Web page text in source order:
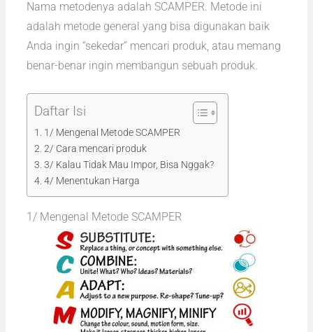
Nama metodenya adalah SCAMPER. Metode ini
adalah metode general yang bisa digunakan baik
Anda ingin “sekedar” mencari produk, atau memang
benar-benar ingin membangun sebuah produk.
Daftar Isi
1/ Mengenal Metode SCAMPER
2/ Cara mencari produk
3/ Kalau Tidak Mau Impor, Bisa Nggak?
4/ Menentukan Harga
1/ Mengenal Metode SCAMPER